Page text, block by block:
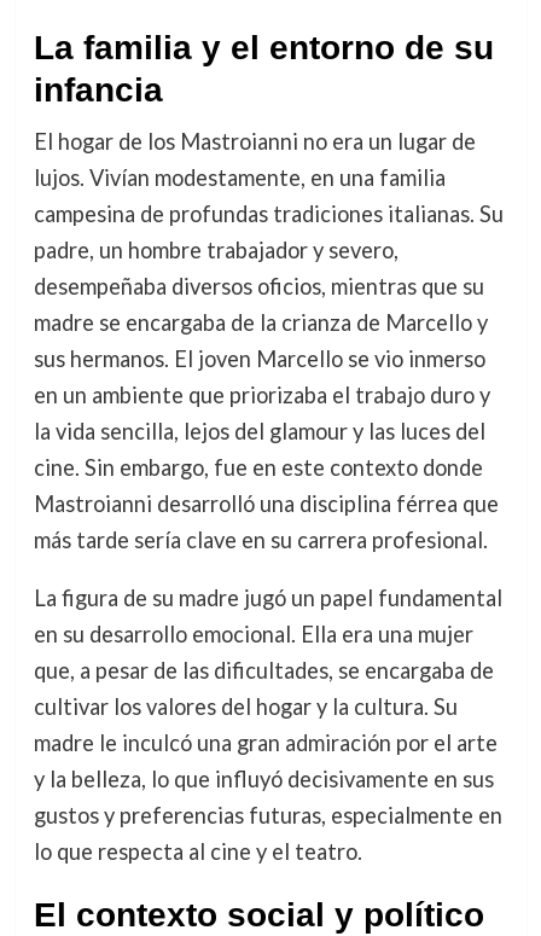
La familia y el entorno de su
infancia
El hogar de los Mastroianni no era un lugar de
lujos. Vivían modestamente, en una familia
campesina de profundas tradiciones italianas. Su
padre, un hombre trabajador y severo,
desempeñaba diversos oficios, mientras que su
madre se encargaba de la crianza de Marcello y
sus hermanos. El joven Marcello se vio inmerso
en un ambiente que priorizaba el trabajo duro y
la vida sencilla, lejos del glamour y las luces del
cine. Sin embargo, fue en este contexto donde
Mastroianni desarrolló una disciplina férrea que
más tarde sería clave en su carrera profesional.
La figura de su madre jugó un papel fundamental
en su desarrollo emocional. Ella era una mujer
que, a pesar de las dificultades, se encargaba de
cultivar los valores del hogar y la cultura. Su
madre le inculcó una gran admiración por el arte
y la belleza, lo que influyó decisivamente en sus
gustos y preferencias futuras, especialmente en
lo que respecta al cine y el teatro.
El contexto social y político